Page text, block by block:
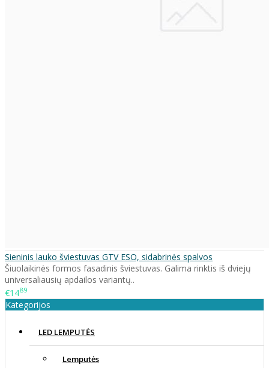
Sieninis lauko šviestuvas GTV ESO, sidabrinės spalvos
Šiuolaikinės formos fasadinis šviestuvas. Galima rinktis iš dviejų
universaliausių apdailos variantų..
€1489
Kategorijos
LED LEMPUTĖS
Lemputės